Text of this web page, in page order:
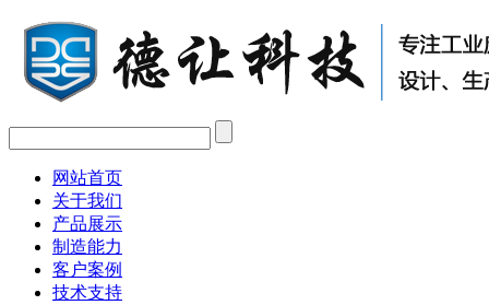
网站首页
关于我们
产品展示
制造能力
客户案例
技术支持